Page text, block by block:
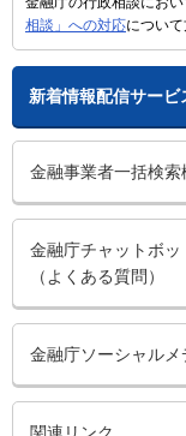
相談」への対応について
新着情報配信サービ
金融事業者一括検索
金融庁チャットボッ
（よくある質問）
金融庁ソーシャルメ